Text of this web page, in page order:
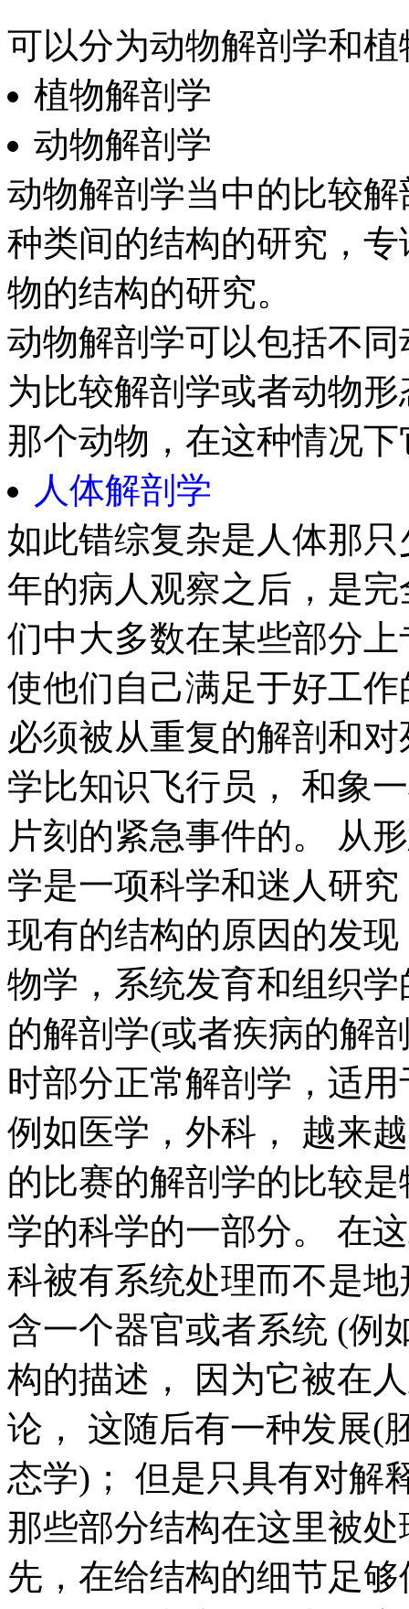
可以分为动物解剖学和
植物解剖学
动物解剖学
动物解剖学当中的比较
种类间的结构的研究，
物的结构的研究。
动物解剖学可以包括不
为比较解剖学或者动物
那个动物，在这种情况
人体解剖学
如此错综复杂是人体那
年的病人观察之后，是
们中大多数在某些部分
使他们自己满足于好工
必须被从重复的解剖和
学比知识飞行员， 和象
片刻的紧急事件的。 从
学是一项科学和迷人研
现有的结构的原因的发
物学，系统发育和组织
的解剖学(或者疾病的解
时部分正常解剖学，适
例如医学，外科， 越来
的比赛的解剖学的比较
学的科学的一部分。 在
科被有系统处理而不是
含一个器官或者系统 (例
构的描述， 因为它被在
论， 这随后有一种发展(
态学)； 但是只具有对解
那些部分结构在这里被
先，在给结构的细节足